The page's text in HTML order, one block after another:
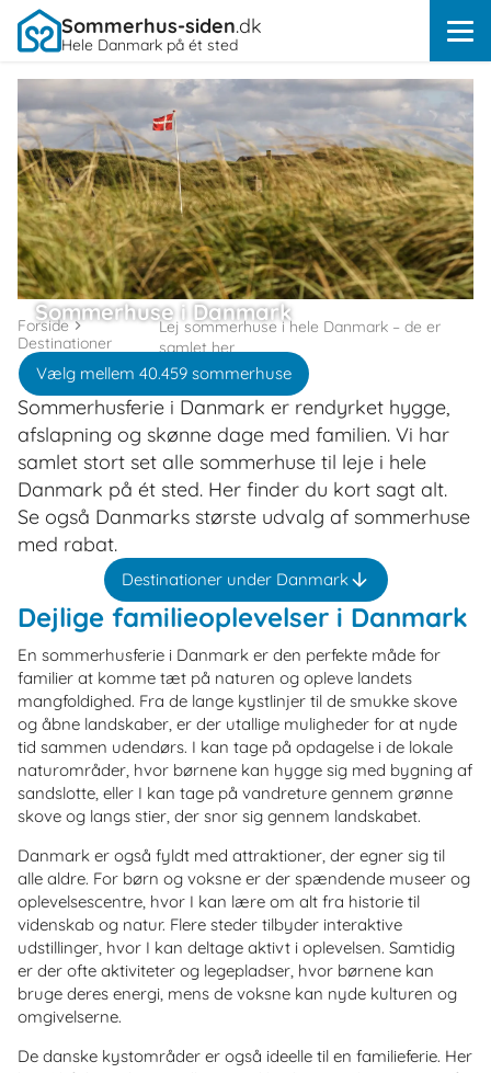
Sommerhus-siden.dk
Hele Danmark på ét sted
Sommerhuse i Danmark
Vælg mellem 40.459 sommerhuse
Forside
Destinationer
Lej sommerhuse i hele Danmark – de er
samlet her
Sommerhusferie i Danmark er rendyrket hygge,
afslapning og skønne dage med familien. Vi har
samlet stort set alle sommerhuse til leje i hele
Danmark på ét sted. Her finder du kort sagt alt.
Se også Danmarks største udvalg af sommerhuse
med rabat.
Destinationer under Danmark
Dejlige familieoplevelser i Danmark
En sommerhusferie i Danmark er den perfekte måde for
familier at komme tæt på naturen og opleve landets
mangfoldighed. Fra de lange kystlinjer til de smukke skove
og åbne landskaber, er der utallige muligheder for at nyde
tid sammen udendørs. I kan tage på opdagelse i de lokale
naturområder, hvor børnene kan hygge sig med bygning af
sandslotte, eller I kan tage på vandreture gennem grønne
skove og langs stier, der snor sig gennem landskabet.
Danmark er også fyldt med attraktioner, der egner sig til
alle aldre. For børn og voksne er der spændende museer og
oplevelsescentre, hvor I kan lære om alt fra historie til
videnskab og natur. Flere steder tilbyder interaktive
udstillinger, hvor I kan deltage aktivt i oplevelsen. Samtidig
er der ofte aktiviteter og legepladser, hvor børnene kan
bruge deres energi, mens de voksne kan nyde kulturen og
omgivelserne.
De danske kystområder er også ideelle til en familieferie. Her